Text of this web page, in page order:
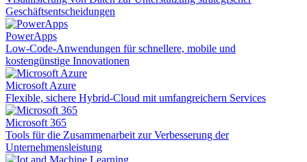
Geschäftsentscheidungen
PowerApps
Low-Code-Anwendungen für schnellere, mobile und
kostengünstige Innovationen
Microsoft Azure
Flexible, sichere Hybrid-Cloud mit umfangreichern Services
Microsoft 365
Tools für die Zusammenarbeit zur Verbesserung der
Unternehmensleistung